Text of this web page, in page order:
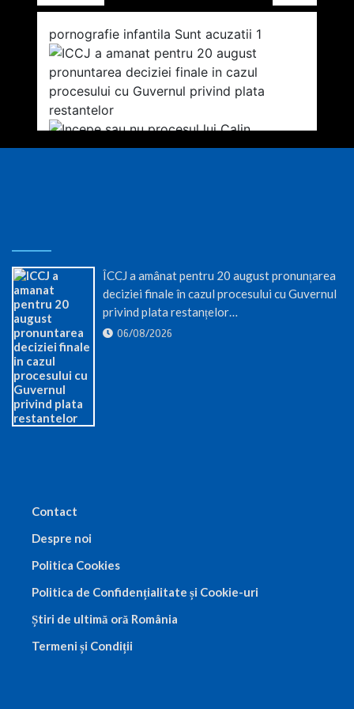
ÎCCJ a amânat pentru 20 august pronunțarea
deciziei finale în cazul procesului cu Guvernul
privind plata restanțelor…
06/08/2026
Contact
Despre noi
Politica Cookies
Politica de Confidențialitate și Cookie-uri
Știri de ultimă oră România
Termeni și Condiții